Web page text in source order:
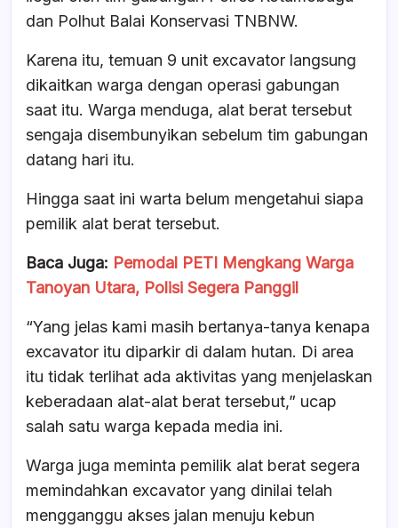
dan Polhut Balai Konservasi TNBNW.
Karena itu, temuan 9 unit excavator langsung
dikaitkan warga dengan operasi gabungan
saat itu. Warga menduga, alat berat tersebut
sengaja disembunyikan sebelum tim gabungan
datang hari itu.
Hingga saat ini warta belum mengetahui siapa
pemilik alat berat tersebut.
Baca Juga: Pemodal PETI Mengkang Warga
Tanoyan Utara, Polisi Segera Panggil
“Yang jelas kami masih bertanya-tanya kenapa
excavator itu diparkir di dalam hutan. Di area
itu tidak terlihat ada aktivitas yang menjelaskan
keberadaan alat-alat berat tersebut,” ucap
salah satu warga kepada media ini.
Warga juga meminta pemilik alat berat segera
memindahkan excavator yang dinilai telah
mengganggu akses jalan menuju kebun